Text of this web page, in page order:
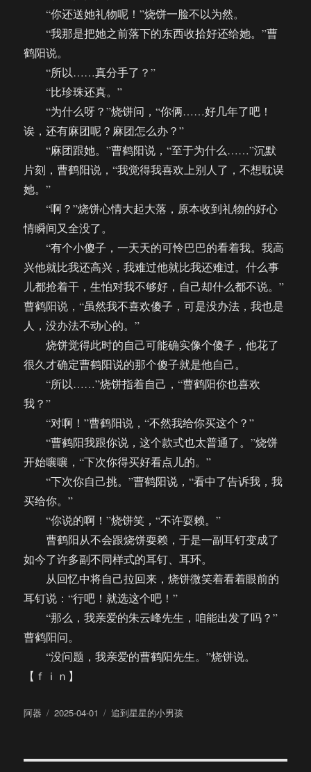
“你还送她礼物呢！”烧饼一脸不以为然。
“我那是把她之前落下的东西收拾好还给她。”曹
鹤阳说。
“所以……真分手了？”
“比珍珠还真。”
“为什么呀？”烧饼问，“你俩……好几年了吧！
诶，还有麻团呢？麻团怎么办？”
“麻团跟她。”曹鹤阳说，“至于为什么……”沉默
片刻，曹鹤阳说，“我觉得我喜欢上别人了，不想耽误
她。”
“啊？”烧饼心情大起大落，原本收到礼物的好心
情瞬间又全没了。
“有个小傻子，一天天的可怜巴巴的看着我。我高
兴他就比我还高兴，我难过他就比我还难过。什么事
儿都抢着干，生怕对我不够好，自己却什么都不说。”
曹鹤阳说，“虽然我不喜欢傻子，可是没办法，我也是
人，没办法不动心的。”
烧饼觉得此时的自己可能确实像个傻子，他花了
很久才确定曹鹤阳说的那个傻子就是他自己。
“所以……”烧饼指着自己，“曹鹤阳你也喜欢
我？”
“对啊！”曹鹤阳说，“不然我给你买这个？”
“曹鹤阳我跟你说，这个款式也太普通了。”烧饼
开始嚷嚷，“下次你得买好看点儿的。”
“下次你自己挑。”曹鹤阳说，“看中了告诉我，我
买给你。”
“你说的啊！”烧饼笑，“不许耍赖。”
曹鹤阳从不会跟烧饼耍赖，于是一副耳钉变成了
如今了许多副不同样式的耳钉、耳环。
从回忆中将自己拉回来，烧饼微笑着看着眼前的
耳钉说：“行吧！就选这个吧！”
“那么，我亲爱的朱云峰先生，咱能出发了吗？”
曹鹤阳问。
“没问题，我亲爱的曹鹤阳先生。”烧饼说。
【ｆｉｎ】
作
阿器
发
2025-04-01
分
追到星星的小男孩